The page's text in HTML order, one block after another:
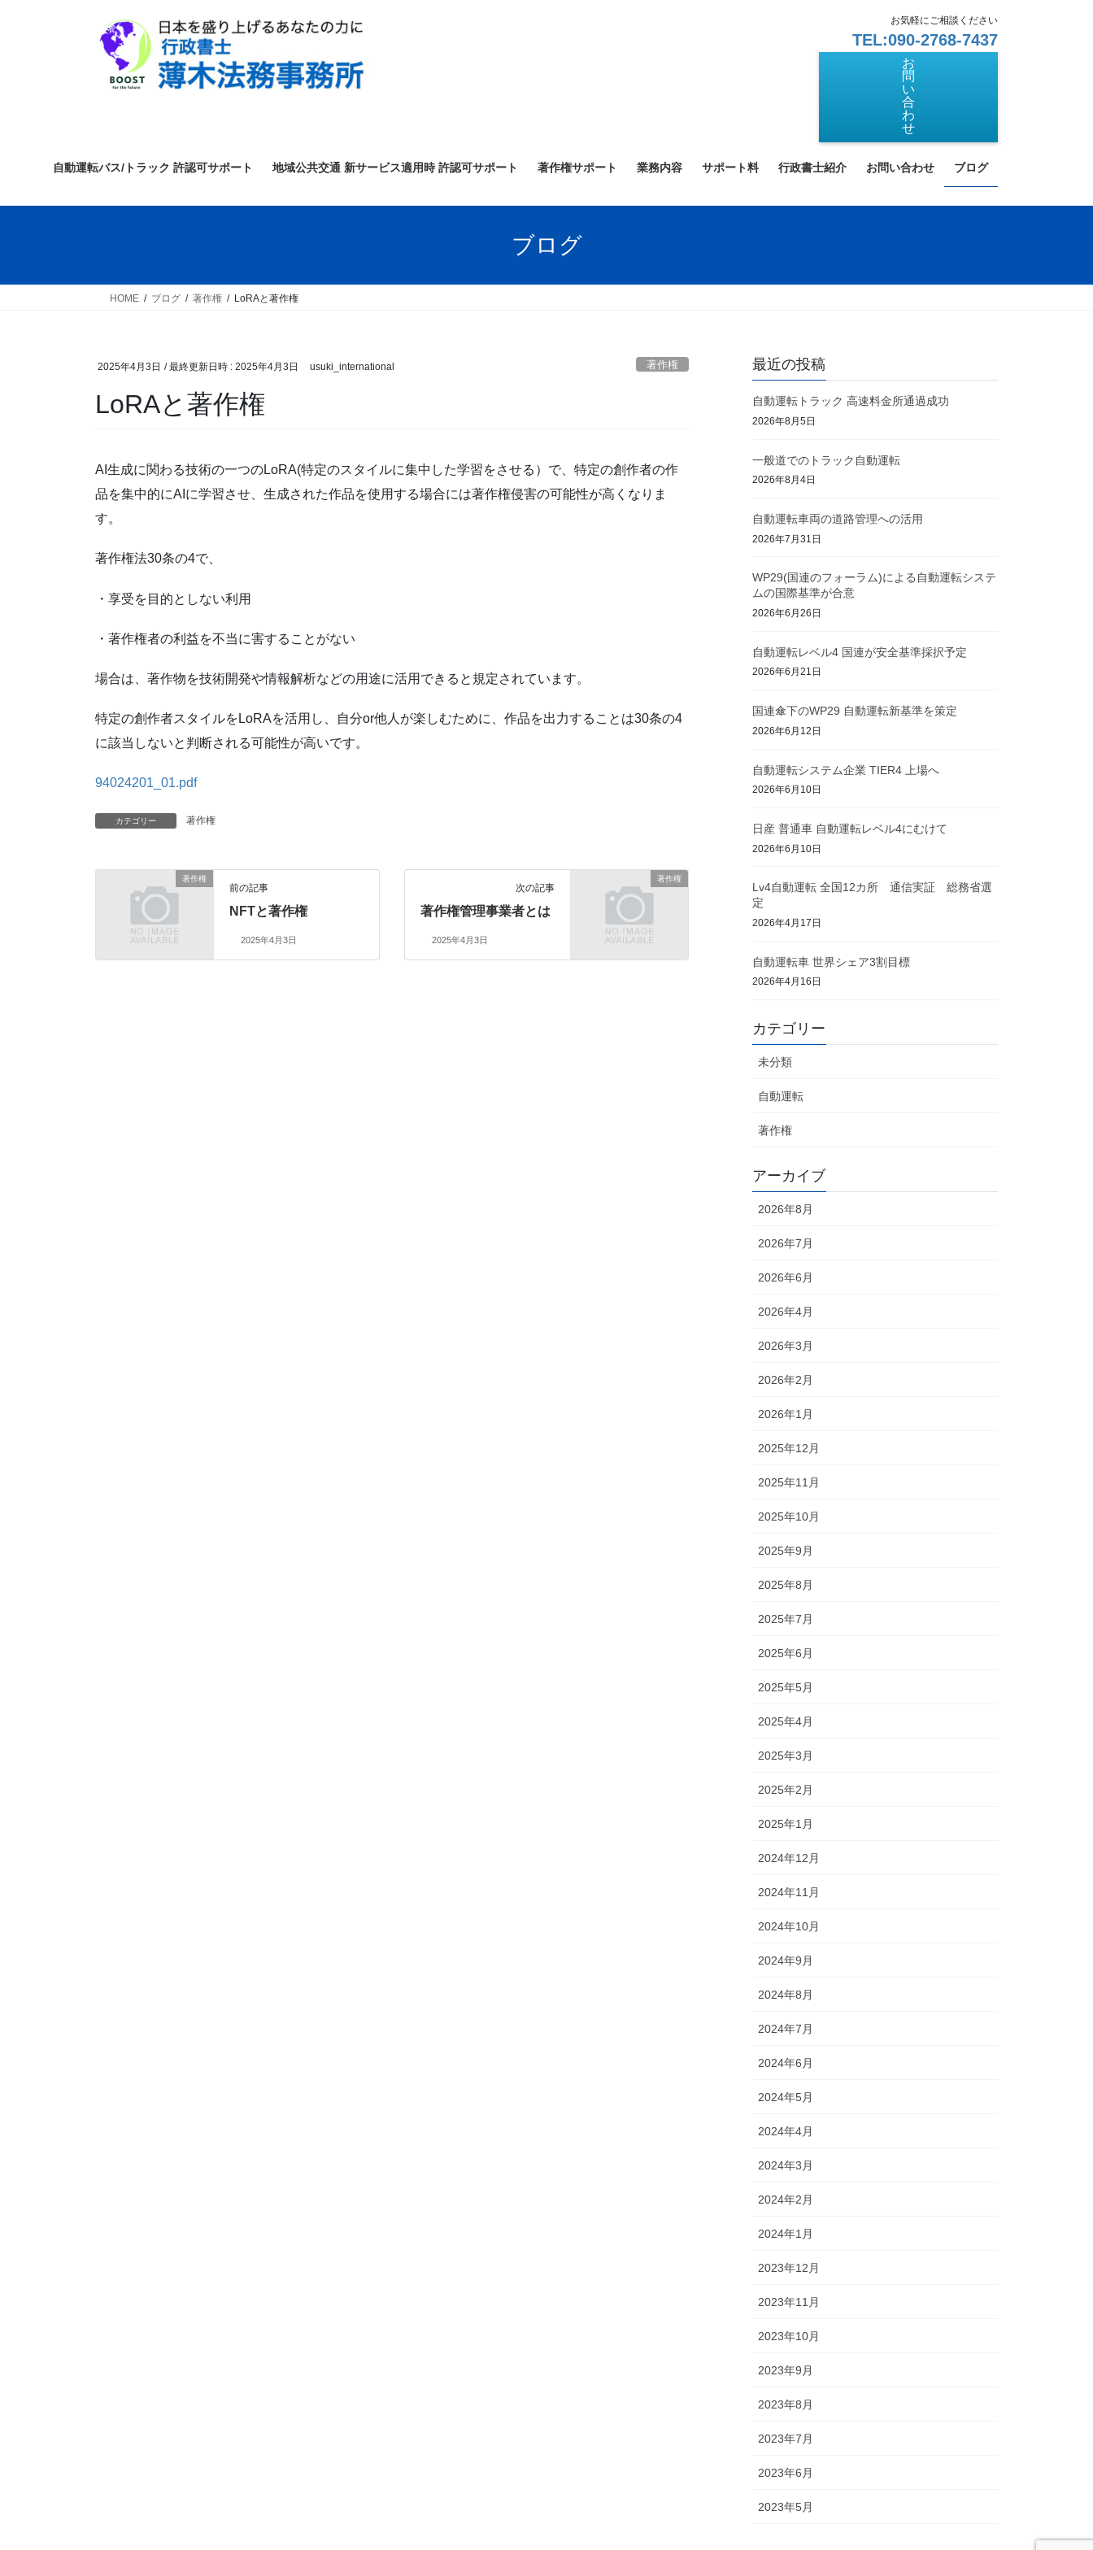
お気軽にご相談ください
TEL:090-2768-7437
お
問
い
合
わ
せ
自動運転バス/トラック 許認可サポート 地域公共交通 新サービス適用時 許認可サポート 著作権サポート 業務内容 サポート料 行政書士紹介 お問い合わせ ブログ
ブログ
HOME ブログ 著作権 LoRAと著作権
2025年4月3日 / 最終更新日時 : 2025年4月3日 usuki_international 著作権
LoRAと著作権
AI生成に関わる技術の一つのLoRA(特定のスタイルに集中した学習をさせる）で、特定の創作者の作
品を集中的にAIに学習させ、生成された作品を使用する場合には著作権侵害の可能性が高くなりま
す。
著作権法30条の4で、
・享受を目的としない利用
・著作権者の利益を不当に害することがない
場合は、著作物を技術開発や情報解析などの用途に活用できると規定されています。
特定の創作者スタイルをLoRAを活用し、自分or他人が楽しむために、作品を出力することは30条の4
に該当しないと判断される可能性が高いです。
94024201_01.pdf
カテゴリー 著作権
著作権
前の記事
NFTと著作権
2025年4月3日
著作権
次の記事
著作権管理事業者とは
2025年4月3日
最近の投稿
自動運転トラック 高速料金所通過成功
2026年8月5日
一般道でのトラック自動運転
2026年8月4日
自動運転車両の道路管理への活用
2026年7月31日
WP29(国連のフォーラム)による自動運転システ
ムの国際基準が合意
2026年6月26日
自動運転レベル4 国連が安全基準採択予定
2026年6月21日
国連傘下のWP29 自動運転新基準を策定
2026年6月12日
自動運転システム企業 TIER4 上場へ
2026年6月10日
日産 普通車 自動運転レベル4にむけて
2026年6月10日
Lv4自動運転 全国12カ所 通信実証 総務省選
定
2026年4月17日
自動運転車 世界シェア3割目標
2026年4月16日
カテゴリー
未分類
自動運転
著作権
アーカイブ
2026年8月
2026年7月
2026年6月
2026年4月
2026年3月
2026年2月
2026年1月
2025年12月
2025年11月
2025年10月
2025年9月
2025年8月
2025年7月
2025年6月
2025年5月
2025年4月
2025年3月
2025年2月
2025年1月
2024年12月
2024年11月
2024年10月
2024年9月
2024年8月
2024年7月
2024年6月
2024年5月
2024年4月
2024年3月
2024年2月
2024年1月
2023年12月
2023年11月
2023年10月
2023年9月
2023年8月
2023年7月
2023年6月
2023年5月